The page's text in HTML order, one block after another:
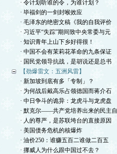
· 令计划听谁的令，为谁计划？
· 毕福剑的一剑封喉效应
· 毛泽东的绝密文稿《我的自我评价
· 习近平“失踪”期间致中央常委与元
· 知识青年上山下乡好得很！
· 中国不会有茉莉花革命的九条保证
· 国民党领导抗战，是胡说还是总书
【劲爆雷文：五洲风雷】
· 新加坡到底有多「专制」？
· 为何战后戴高乐占领德国而蒋介石
· 中日争斗的诡异：龙虎斗与龙虎盘
· 默克尔——共产党培养出来的民主自
· 人的尊严，是苏联垮台的直接原因
· 美国债务危机的核爆炸
· 油价250：谁赚五百二谁做二百五
· 挪威人为什么跟中国过不去？